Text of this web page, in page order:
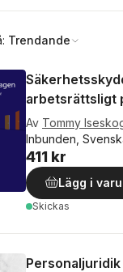
Trendande
arbetsrättsligt
Av Tommy
Inbunden,
411 kr
Lägg i
Skickas